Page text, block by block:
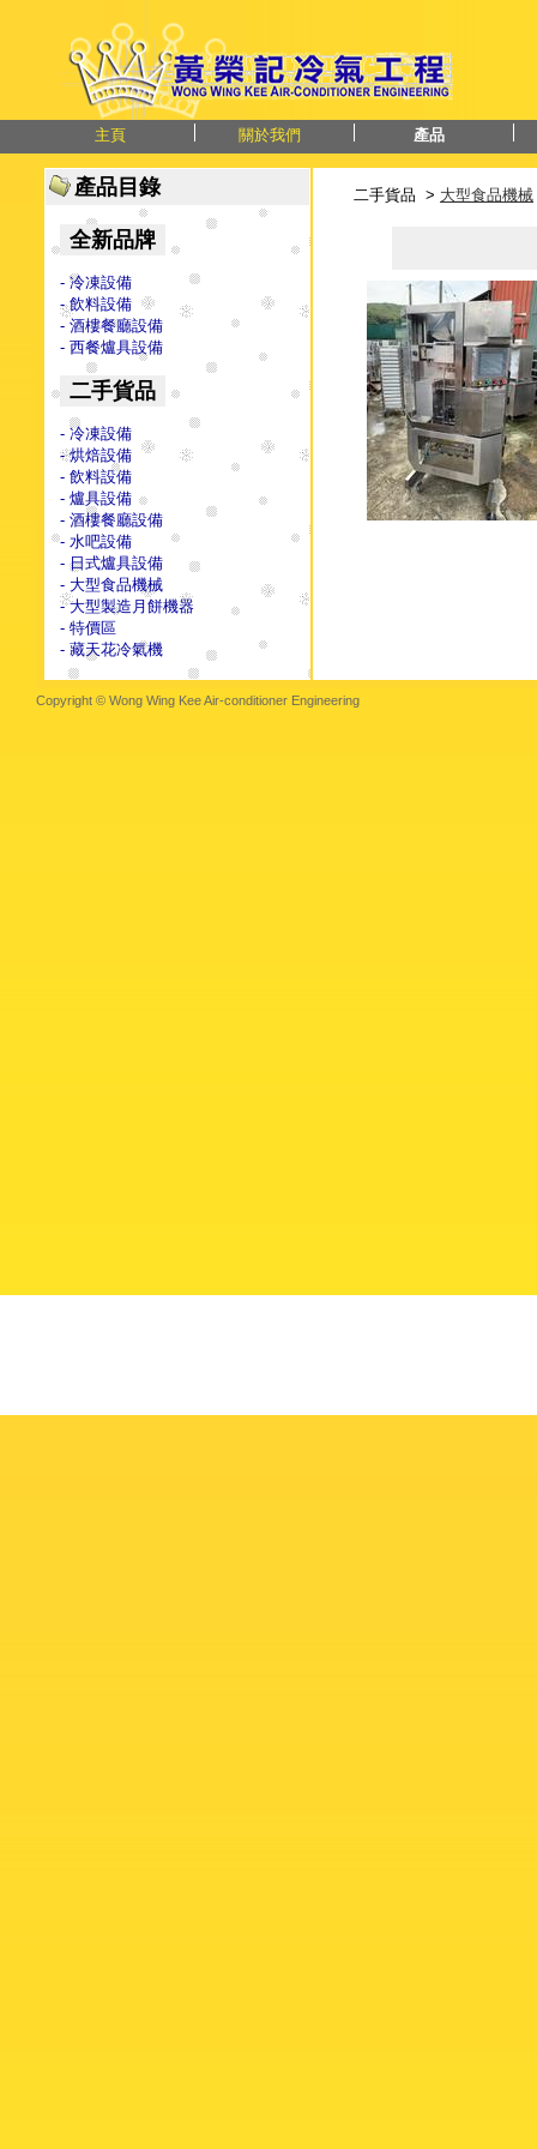
主頁 關於我們 產品
產品目錄
全新品牌
- 冷凍設備
- 飲料設備
- 酒樓餐廳設備
- 西餐爐具設備
二手貨品
- 冷凍設備
- 烘焙設備
- 飲料設備
- 爐具設備
- 酒樓餐廳設備
- 水吧設備
- 日式爐具設備
- 大型食品機械
- 大型製造月餅機器
- 特價區
- 藏天花冷氣機
二手貨品 > 大型食品機械
Copyright © Wong Wing Kee Air-conditioner Engineering